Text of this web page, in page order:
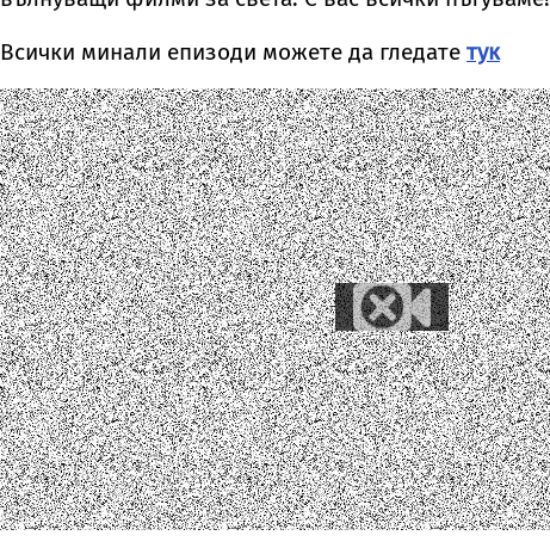
Всички минали епизоди можете да гледате тук